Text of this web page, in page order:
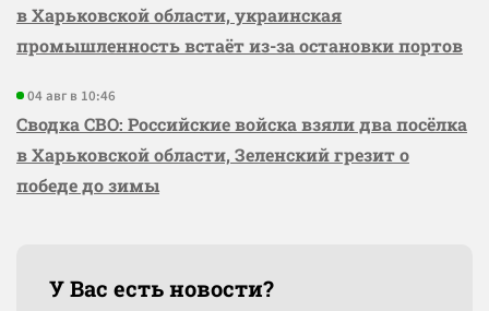
в Харьковской области, украинская
промышленность встаёт из-за остановки портов
04 авг в 10:46
Сводка СВО: Российские войска взяли два посёлка
в Харьковской области, Зеленский грезит о
победе до зимы
У Вас есть новости?